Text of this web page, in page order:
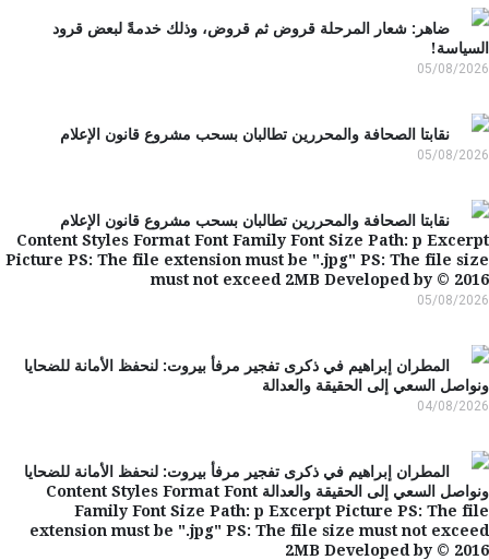
ضاهر: شعار المرحلة قروض ثم قروض، وذلك خدمةً لبعض قرود
05/08/
نقابتا الصحافة والمحررين تطالبان بسحب مشروع قانون الإعلام
05/08/
نقابتا الصحافة والمحررين تطالبان بسحب مشروع قانون الإعلام
Content Styles Format Font Family Font Size Path: p
Picture PS: The file extension must be ".jpg" PS: The file
must not exceed 2MB Developed by ©
05/08/
المطران إبراهيم في ذكرى تفجير مرفأ بيروت: لنحفظ الأمانة للضحايا
السعي إلى الحقيقة والعدالة
04/08/
المطران إبراهيم في ذكرى تفجير مرفأ بيروت: لنحفظ الأمانة للضحايا
ونواصل السعي إلى الحقيقة والعدالة Content Styles Format Font
Family Font Size Path: p Excerpt Picture PS: The
extension must be ".jpg" PS: The file size must not
2MB Developed by ©